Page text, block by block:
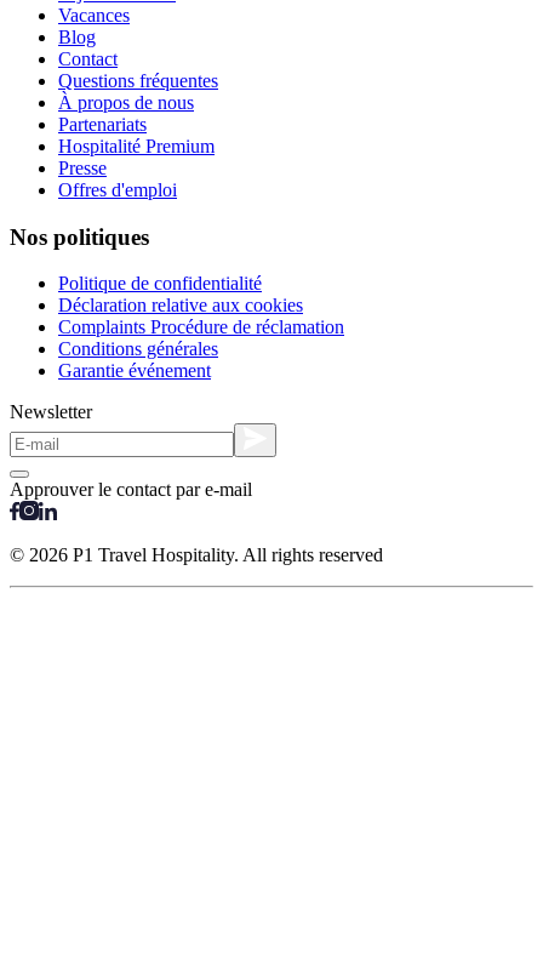
Vacances
Blog
Contact
Questions fréquentes
À propos de nous
Partenariats
Hospitalité Premium
Presse
Offres d'emploi
Nos politiques
Politique de confidentialité
Déclaration relative aux cookies
Complaints Procédure de réclamation
Conditions générales
Garantie événement
Newsletter
Approuver le contact par e-mail
© 2026 P1 Travel Hospitality. All rights reserved